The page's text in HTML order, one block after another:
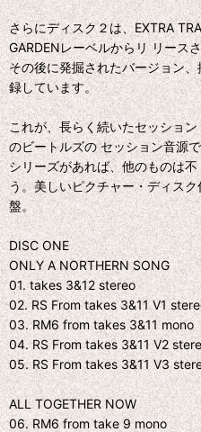
さらにディスク２は、EXTRA
GARDENレーベルからリ リース
その後に発掘されたバージョン
録しています。
これが、長らく続いたセッショ
のビートルズの セッション音源
シリーズがあれば、他のものは
う。美しいピクチャー・ディス
盤。
DISC ONE
ONLY A NORTHERN SONG
01. takes 3&12 stereo
02. RS From takes 3&11 V1
03. RM6 from takes 3&11 mono
04. RS From takes 3&11 V2
05. RS From takes 3&11 V3
ALL TOGETHER NOW
06. RM6 from take 9 mono